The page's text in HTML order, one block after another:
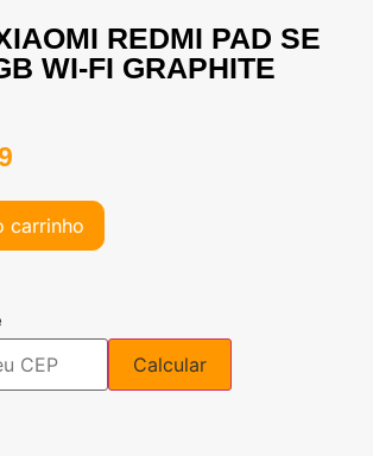
REDMI PAD SE
WI-FI GRAPHITE
carrinho
Calcular